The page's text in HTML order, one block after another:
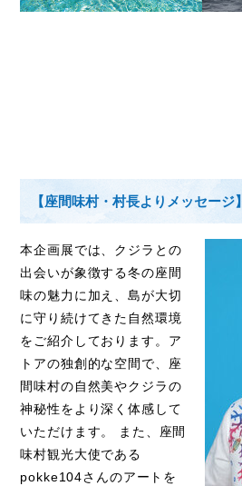
【座間味村・村長よりメッセージ】
本企画展では、クジラとの
出会いが象徴する冬の座間
味の魅力に加え、島が大切
に守り続けてきた自然環境
をご紹介しております。ア
トアの独創的な空間で、座
間味村の自然美やクジラの
神秘性をより深く体感して
いただけます。 また、座間
味村観光大使である
pokke104さんのアートを